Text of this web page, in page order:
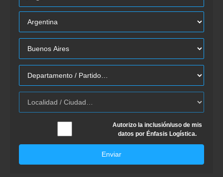
Autorizo la inclusión/uso de mis
datos por Énfasis Logística.
Enviar